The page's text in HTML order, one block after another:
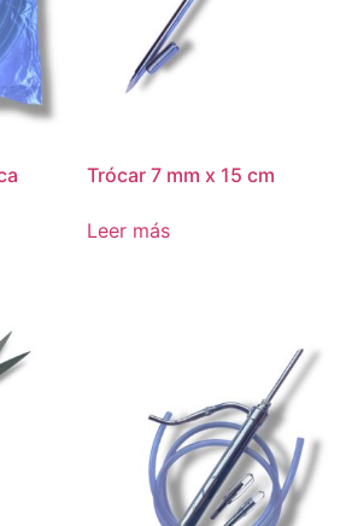
Trócar 7 mm x 15 cm
Leer más